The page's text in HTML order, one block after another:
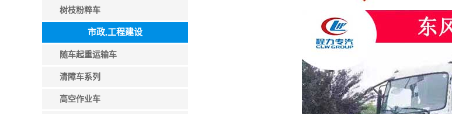
树枝粉粹车
市政,工程建设
随车起重运输车
清障车系列
高空作业车